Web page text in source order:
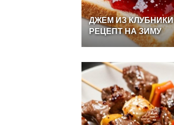
ДЖЕМИЗКЛУБНИКИ
РЕЦЕПТНАЗИМУ